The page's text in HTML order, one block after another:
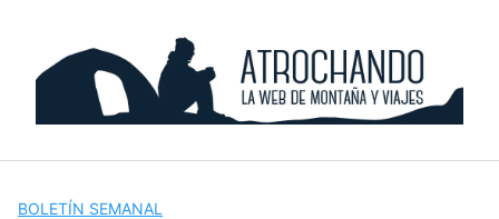
content
BOLETÍN SEMANAL